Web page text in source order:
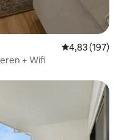
Gemiddelde
4,83 (197)
+ Wifi